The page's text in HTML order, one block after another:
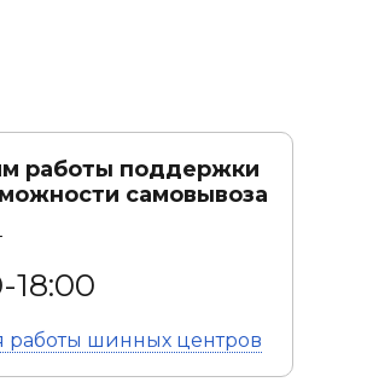
работы поддержки
самовывоза
18:00
работы шинных центров